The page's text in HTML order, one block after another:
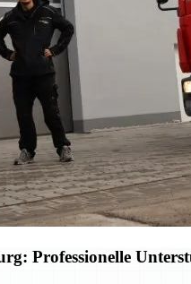
: Professionelle